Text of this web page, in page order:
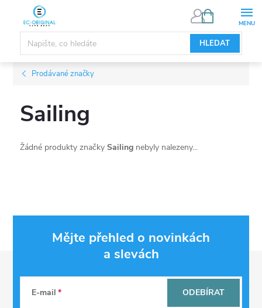
obsah
HLEDAT
NÁKUPNÍ
Prodávané značky
Sailing
Žádné produkty značkySailing nebyly nalezeny...
Mějte přehled o novinkách
a slevách
E-mail ODEBÍRAT